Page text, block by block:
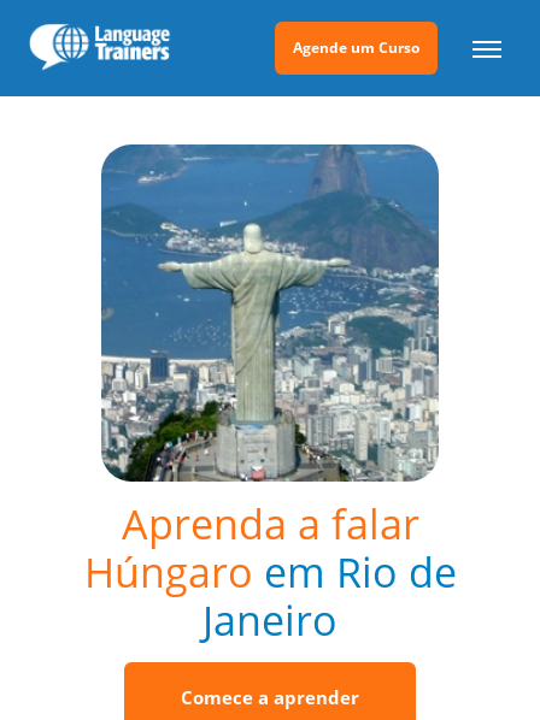
Agende um Curso
Aprenda a falar
Húngaro em Rio de
Janeiro
Comece a aprender